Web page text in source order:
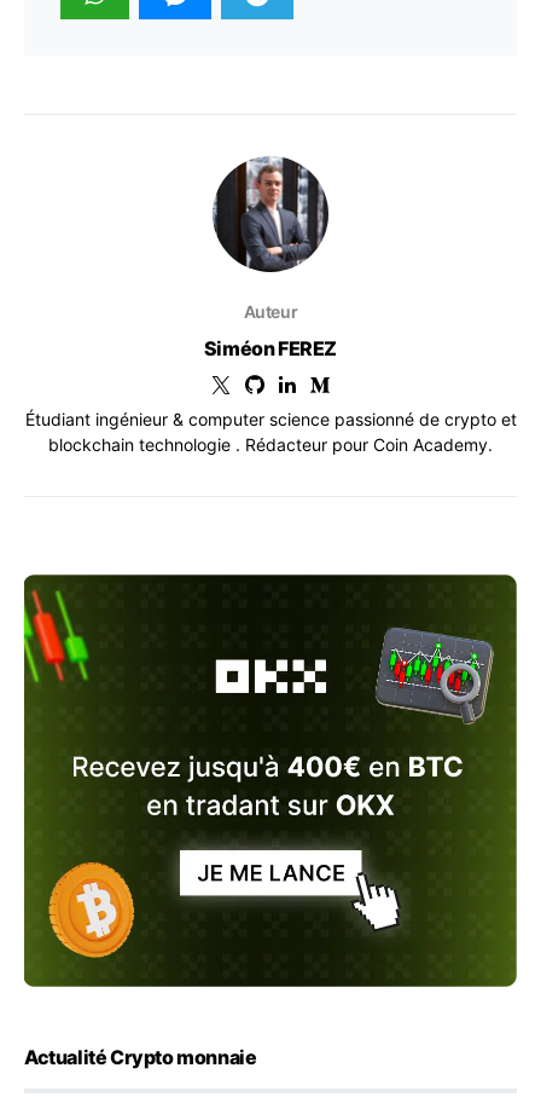
Auteur
Siméon FEREZ
Étudiant ingénieur & computer science passionné de crypto et
blockchain technologie . Rédacteur pour Coin Academy.
Actualité Crypto monnaie